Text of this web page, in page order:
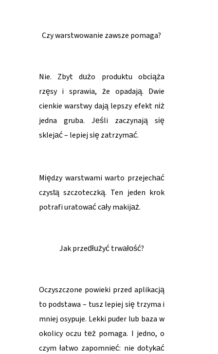
Czy warstwowanie zawsze pomaga?
Nie. Zbyt dużo produktu obciąża
rzęsy i sprawia, że opadają. Dwie
cienkie warstwy dają lepszy efekt niż
jedna gruba. Jeśli zaczynają się
sklejać – lepiej się zatrzymać.
Między warstwami warto przejechać
czystą szczoteczką. Ten jeden krok
potrafi uratować cały makijaż.
Jak przedłużyć trwałość?
Oczyszczone powieki przed aplikacją
to podstawa – tusz lepiej się trzyma i
mniej osypuje. Lekki puder lub baza w
okolicy oczu też pomaga. I jedno, o
czym łatwo zapomnieć: nie dotykać